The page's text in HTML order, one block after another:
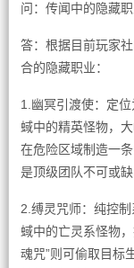
问：传闻中的隐藏
答：根据目前玩家
合的隐藏职业：
1.幽冥引渡使：定
蜮中的精英怪物，
在危险区域制造一
是顶级团队不可或缺
2.缚灵咒师：纯控
蜮中的亡灵系怪物
魂咒”则可偷取目标